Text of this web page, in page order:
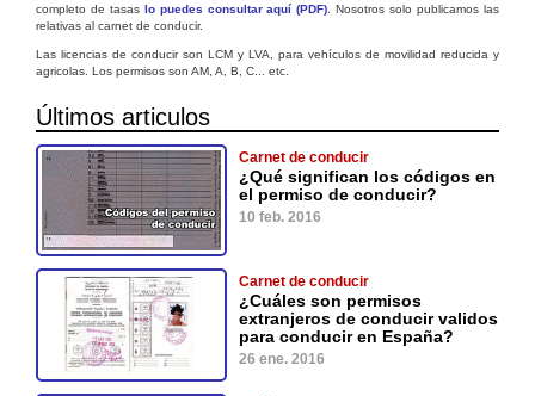
completo de tasas lo puedes consultar aquí (PDF) . Nosotros solo publicamos las
relativas al carnet de conducir.
Las licencias de conducir son LCM y LVA, para vehículos de movilidad reducida y
agricolas. Los permisos son AM, A, B, C... etc.
Últimos articulos
Carnet de conducir
¿Qué significan los códigos en
el permiso de conducir?
10 feb. 2016
Carnet de conducir
¿Cuáles son permisos
extranjeros de conducir validos
para conducir en España?
26 ene. 2016